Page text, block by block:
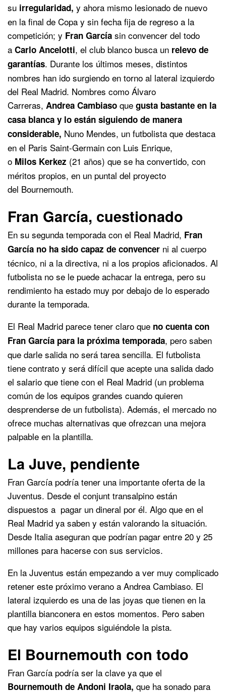
su irregularidad, y ahora mismo lesionado de nuevo
en la final de Copa y sin fecha fija de regreso a la
competición; y Fran García sin convencer del todo
a Carlo Ancelotti, el club blanco busca un relevo de
garantías. Durante los últimos meses, distintos
nombres han ido surgiendo en torno al lateral izquierdo
del Real Madrid. Nombres como Álvaro
Carreras, Andrea Cambiaso que gusta bastante en la
casa blanca y lo están siguiendo de manera
considerable, Nuno Mendes, un futbolista que destaca
en el Paris Saint-Germain con Luis Enrique,
o Milos Kerkez (21 años) que se ha convertido, con
méritos propios, en un puntal del proyecto
del Bournemouth.
Fran García, cuestionado
En su segunda temporada con el Real Madrid, Fran
García no ha sido capaz de convencer ni al cuerpo
técnico, ni a la directiva, ni a los propios aficionados. Al
futbolista no se le puede achacar la entrega, pero su
rendimiento ha estado muy por debajo de lo esperado
durante la temporada.
El Real Madrid parece tener claro que no cuenta con
Fran García para la próxima temporada, pero saben
que darle salida no será tarea sencilla. El futbolista
tiene contrato y será difícil que acepte una salida dado
el salario que tiene con el Real Madrid (un problema
común de los equipos grandes cuando quieren
desprenderse de un futbolista). Además, el mercado no
ofrece muchas alternativas que ofrezcan una mejora
palpable en la plantilla.
La Juve, pendiente
Fran García podría tener una importante oferta de la
Juventus. Desde el conjunt transalpino están
dispuestos a pagar un dineral por él. Algo que en el
Real Madrid ya saben y están valorando la situación.
Desde Italia aseguran que podrían pagar entre 20 y 25
millones para hacerse con sus servicios.
En la Juventus están empezando a ver muy complicado
retener este próximo verano a Andrea Cambiaso. El
lateral izquierdo es una de las joyas que tienen en la
plantilla bianconera en estos momentos. Pero saben
que hay varios equipos siguiéndole la pista.
El Bournemouth con todo
Fran García podría ser la clave ya que el
Bournemouth de Andoni Iraola, que ha sonado para